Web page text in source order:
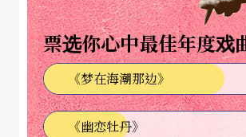
票选你心中最佳年度戏
《梦在海潮那边》
《幽恋牡丹》